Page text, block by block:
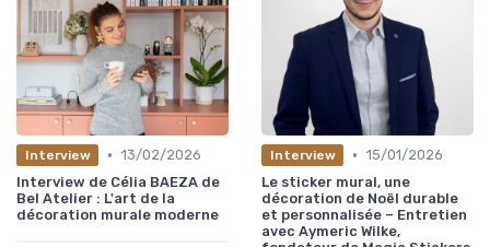
Interview • 13/02/2026
Interview de Célia BAEZA de
Bel Atelier : L'art de la
décoration murale moderne
Interview • 15/01/2026
Le sticker mural, une
décoration de Noël durable
et personnalisée – Entretien
avec Aymeric Wilke,